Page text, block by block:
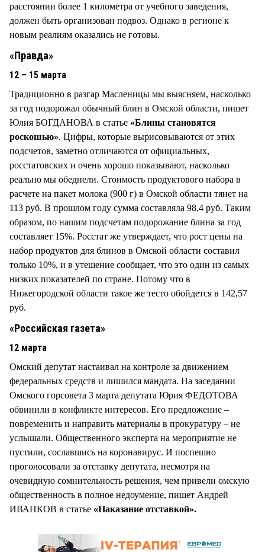
расстоянии более 1 километра от учебного заведения,
должен быть организован подвоз. Однако в регионе к
новым реалиям оказались не готовы.
«Правда»
12 – 15 марта
Традиционно в разгар Масленицы мы выясняем, насколько
за год подорожал обычный блин в Омской области, пишет
Юлия БОГДАНОВА в статье «Блины становятся
роскошью». Цифры, которые вырисовываются от этих
подсчетов, заметно отличаются от официальных,
росстатовских и очень хорошо показывают, насколько
реально мы обеднели. Стоимость продуктового набора в
расчете на пакет молока (900 г) в Омской области тянет на
113 руб. В прошлом году сумма составляла 98,4 руб. Таким
образом, по нашим подсчетам подорожание блина за год
составляет 15%. Росстат же утверждает, что рост цены на
набор продуктов для блинов в Омской области составил
только 10%, и в утешение сообщает, что это один из самых
низких показателей по стране. Потому что в
Нижегородской области такое же тесто обойдется в 142,57
руб.
«Российская газета»
12 марта
Омский депутат настаивал на контроле за движением
федеральных средств и лишился мандата. На заседании
Омского горсовета 3 марта депутата Юрия ФЕДОТОВА
обвинили в конфликте интересов. Его предложение –
повременить и направить материалы в прокуратуру – не
услышали. Общественного эксперта на мероприятие не
пустили, сославшись на коронавирус. И поспешно
проголосовали за отставку депутата, несмотря на
очевидную сомнительность решения, чем привели омскую
общественность в полное недоумение, пишет Андрей
ИВАНКОВ в статье «Наказание отставкой».